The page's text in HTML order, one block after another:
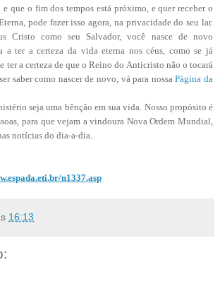
e que o fim dos tempos está próximo, e quer receber o
pode fazer isso agora, na privacidade do seu lar.
Cristo como seu Salvador, você nasce de novo
a ter a certeza da vida eterna nos céus, como se já
ter a certeza de que o Reino do Anticristo não o tocará
saber como nascer de novo, vá para nossaPágina da
seja uma bênção em sua vida. Nosso propósito é
para que vejam a vindoura Nova Ordem Mundial,
notícias do dia-a-dia.
n1337.asp
16:13